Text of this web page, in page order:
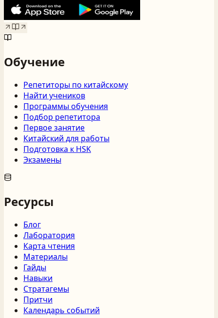
Обучение
Репетиторы по китайскому
Найти учеников
Программы обучения
Подбор репетитора
Первое занятие
Китайский для работы
Подготовка к HSK
Экзамены
Ресурсы
Блог
Лаборатория
Карта чтения
Материалы
Гайды
Навыки
Стратагемы
Притчи
Календарь событий